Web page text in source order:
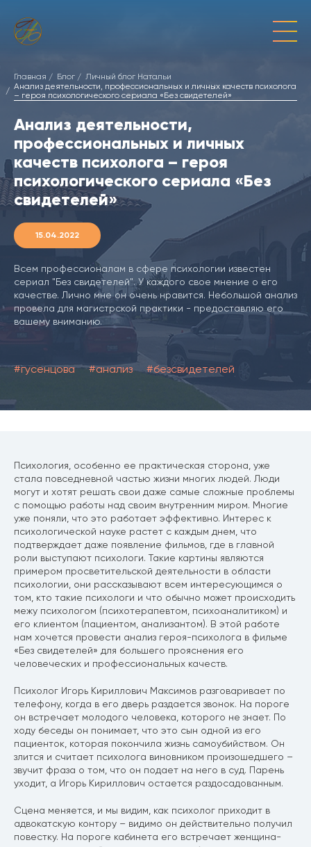
Главная Блог
Личный блог Натальи
Анализ деятельности, профессиональных и личных качеств психолога
– героя психологического сериала «Без свидетелей»
Анализ деятельности,
профессиональных и личных
качеств психолога – героя
психологического сериала «Без
свидетелей»
15.04.2022
Всем профессионалам в сфере психологии известен
сериал "Без свидетелей". У каждого свое мнение о его
качестве. Лично мне он очень нравится. Небольшой анализ
провела для магистрской практики - предоставляю его
вашему вниманию.
#гусенцова #анализ #безсвидетелей
Психология, особенно ее практическая сторона, уже
стала повседневной частью жизни многих людей. Люди
могут и хотят решать свои даже самые сложные проблемы
с помощью работы над своим внутренним миром. Многие
уже поняли, что это работает эффективно. Интерес к
психологической науке растет с каждым днем, что
подтверждает даже появление фильмов, где в главной
роли выступают психологи. Такие картины являются
примером просветительской деятельности в области
психологии, они рассказывают всем интересующимся о
том, кто такие психологи и что обычно может происходить
межу психологом (психотерапевтом, психоаналитиком) и
его клиентом (пациентом, анализантом). В этой работе
нам хочется провести анализ героя-психолога в фильме
«Без свидетелей» для большего прояснения его
человеческих и профессиональных качеств.
Психолог Игорь Кириллович Максимов разговаривает по
телефону, когда в его дверь раздается звонок. На пороге
он встречает молодого человека, которого не знает. По
ходу беседы он понимает, что это сын одной из его
пациенток, которая покончила жизнь самоубийством. Он
злится и считает психолога виновником произошедшего –
звучит фраза о том, что он подает на него в суд. Парень
уходит, а Игорь Кириллович остается раздосадованным.
Сцена меняется, и мы видим, как психолог приходит в
адвокатскую контору – видимо он действительно получил
повестку. На пороге кабинета его встречает женщина-